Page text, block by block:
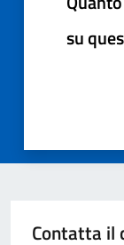
su
Contatta il